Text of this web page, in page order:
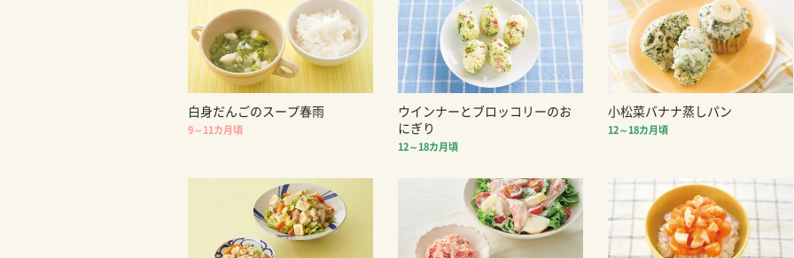
白身だんごのスープ春雨
9～11カ月頃
ウインナーとブロッコリーのお
にぎり
12～18カ月頃
小松菜バナナ蒸しパン
12～18カ月頃